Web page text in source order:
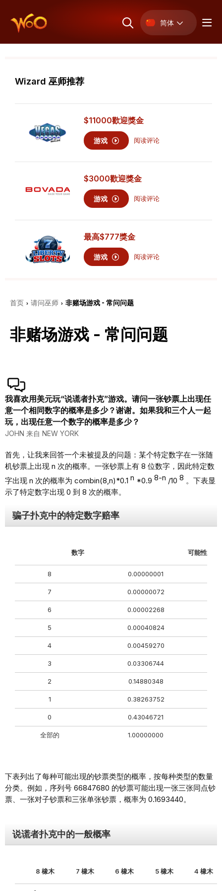
简体
Wizard 巫师推荐
$11000歡迎獎金
游戏 阅读评论
$3000歡迎獎金
游戏 阅读评论
最高$777獎金
游戏 阅读评论
首页 › 请问巫师 › 非赌场游戏 - 常问问题
非赌场游戏 - 常问问题
我喜欢用美元玩“说谎者扑克”游戏。请问一张钞票上出现任
意一个相同数字的概率是多少？谢谢。如果我和三个人一起
玩，出现任意一个数字的概率是多少？
JOHN 来自 NEW YORK
首先，让我来回答一个未被提及的问题：某个特定数字在一张随
机钞票上出现 n 次的概率。一张钞票上有 8 位数字，因此特定数
字出现 n 次的概率为 combin(8,n)*0.1 n *0.9 8-n /10 8 。下表显
示了特定数字出现 0 到 8 次的概率。
骗子扑克中的特定数字赔率
数字 可能性
8 0.00000001
7 0.00000072
6 0.00002268
5 0.00040824
4 0.00459270
3 0.03306744
2 0.14880348
1 0.38263752
0 0.43046721
全部的 1.00000000
下表列出了每种可能出现的钞票类型的概率，按每种类型的数量
分类。例如，序列号 66847680 的钞票可能出现一张三张同点钞
票、一张对子钞票和三张单张钞票，概率为 0.1693440。
说谎者扑克中的一般概率
8 橡木 7 橡木 6 橡木 5 橡木 4 橡木